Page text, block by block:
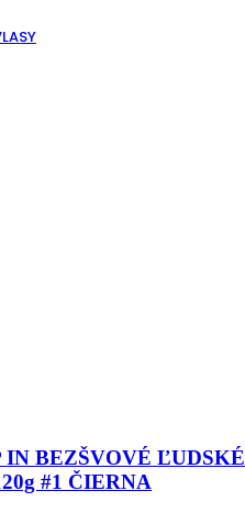
BEZŠVOVÉ ĽUDSKÉ
#1 ČIERNA